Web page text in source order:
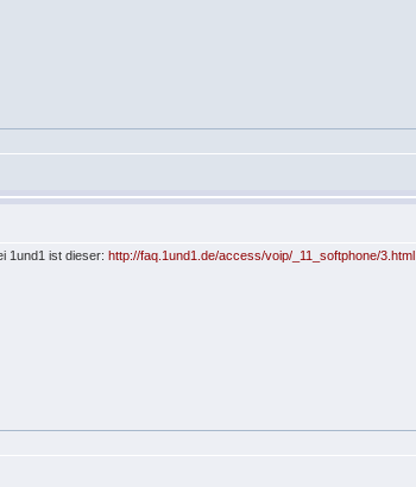
1und1 ist dieser:http://faq.1und1.de/access/voip/_11_softphone/3.html